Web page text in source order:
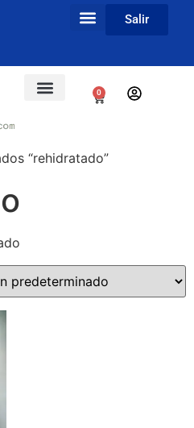
Salir
0
“rehidratado”